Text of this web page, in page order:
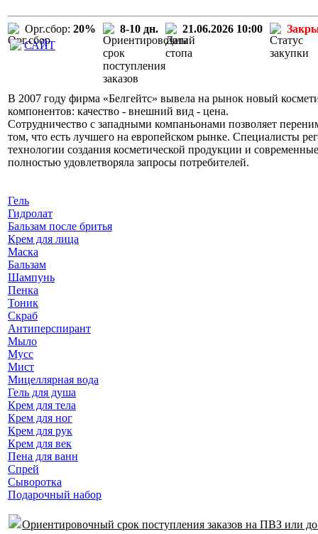
Орг.сбор: 20% 8-10 дн. 21.06.2026 10:00
САЙТ
В 2007 году фирма «Белгейтс» вывела на рынок новый
компонентов: качество - внешний вид - цена.
Сотрудничество с западными компаньонами позволяет
том, что есть лучшего на европейском рынке. Специалисты
технологии создания косметической продукции и
полностью удовлетворяла запросы потребителей.
Гель
Гидролат
Бальзам после бритья
Крем для лица
Маска
Бальзам
Шампунь
Пенка
Тоник
Скраб
Антиперспирант
Мыло
Мусс
Мист
Мицеллярная вода
Гель для душа
Крем для тела
Крем для ног
Крем для рук
Крем для век
Пена для ванн
Спрей
Сыворотка
Подарочный набор
Ориентировочный срок поступления заказов на ПВЗ или